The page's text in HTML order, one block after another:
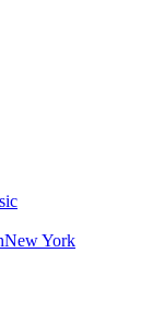
New York